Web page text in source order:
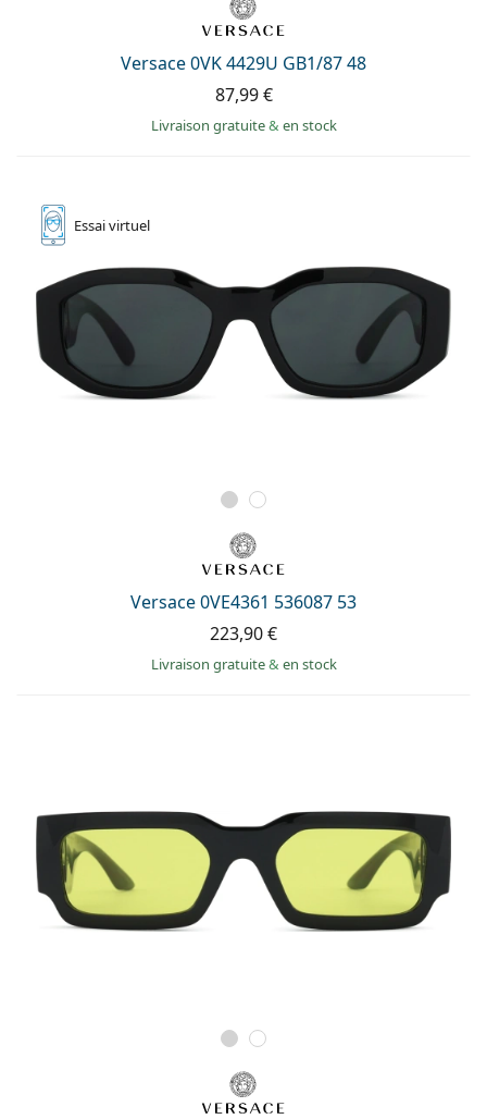
Toutes les marques
Versace 0VK 4429U GB1/87 48
87,99 €
Livraison gratuite& en stock
Essaivirtuel
Versace 0VE4361 536087 53
223,90 €
Livraison gratuite& en stock